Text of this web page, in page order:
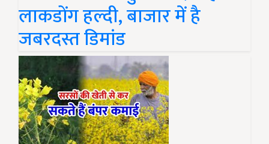
लाकडोंग हल्दी, बाजार में है
जबरदस्त डिमांड